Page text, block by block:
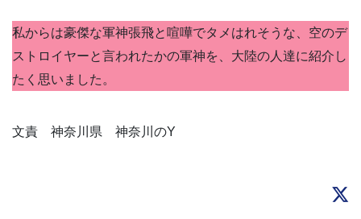
私からは豪傑な軍神張飛と喧嘩でタメはれそうな、空のデ
ストロイヤーと言われたかの軍神を、大陸の人達に紹介し
たく思いました。
文責 神奈川県 神奈川のY